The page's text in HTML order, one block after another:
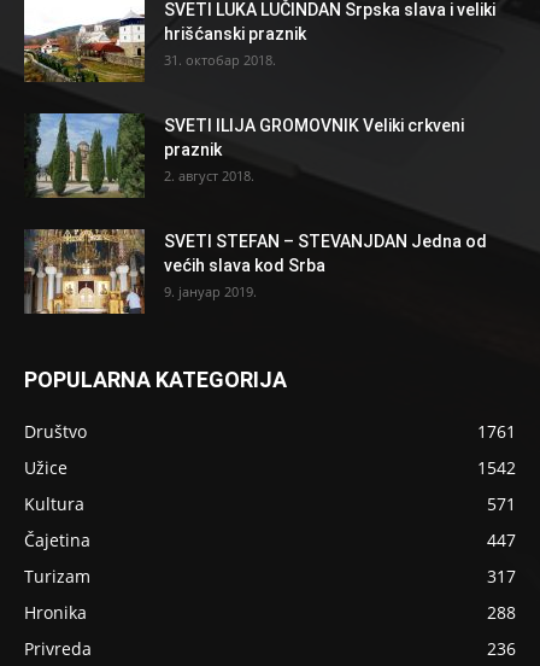
SVETI LUKA LUČINDAN Srpska slava i veliki
hrišćanski praznik
31. октобар 2018.
SVETI ILIJA GROMOVNIK Veliki crkveni
praznik
2. август 2018.
SVETI STEFAN – STEVANJDAN Jedna od
većih slava kod Srba
9. јануар 2019.
POPULARNA KATEGORIJA
Društvo
1761
Užice
1542
Kultura
571
Čajetina
447
Turizam
317
Hronika
288
Privreda
236